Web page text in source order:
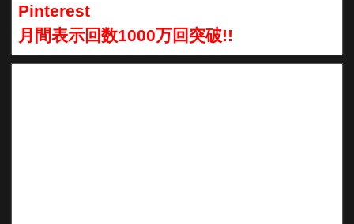
Pinterest
月間表示回数1000万回突破!!